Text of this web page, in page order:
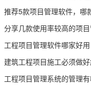
推荐5款项目管理软件，哪
分享几款使用率较高的项
工程项目管理软件哪家好用
建筑工程项目施工必须做
工程项目管理系统的管理